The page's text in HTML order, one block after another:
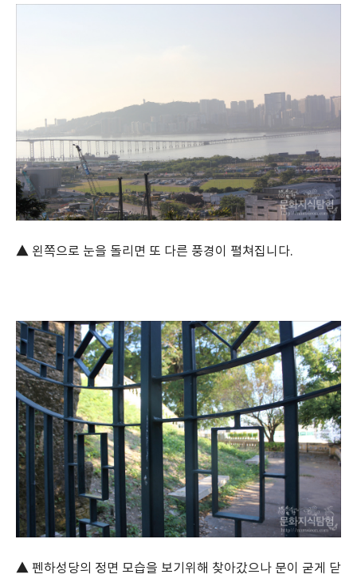
▲ 왼쪽으로 눈을 돌리면 또 다른 풍경이 펼쳐집니다.
▲ 펜하성당의 정면 모습을 보기위해 찾아갔으나 문이 굳게 닫